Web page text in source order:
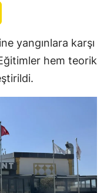
yangınlara karşı
hem teorik